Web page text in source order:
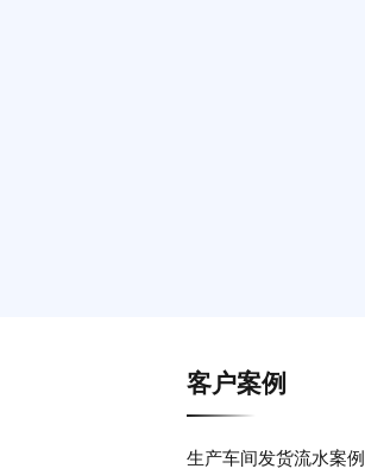
客户案例
生产车间发货流水案例